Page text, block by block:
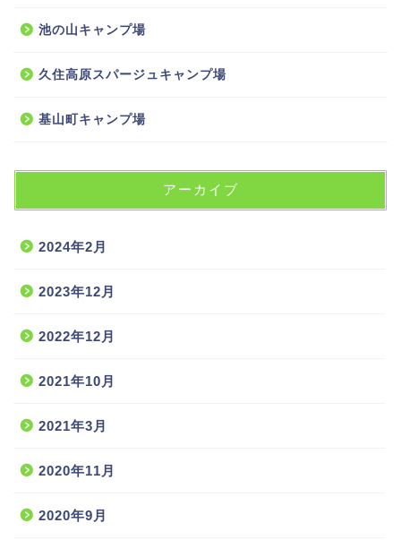
池の山キャンプ場
久住高原スパージュキャンプ場
基山町キャンプ場
アーカイブ
2024年2月
2023年12月
2022年12月
2021年10月
2021年3月
2020年11月
2020年9月